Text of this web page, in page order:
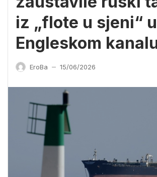
iz „flote u sjeni“ u
Engleskom
EroBa — 15/06/2026